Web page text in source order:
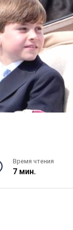
Время чтения
7 мин.